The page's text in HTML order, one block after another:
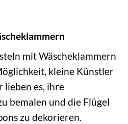
mit Wäscheklammern
kleine Künstler
lieben es, ihre
bemalen und die Flügel
zu dekorieren.